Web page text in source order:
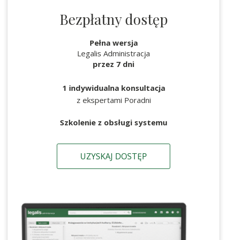
Bezpłatny dostęp
Pełna wersja
Legalis Administracja
przez 7 dni
1 indywidualna konsultacja
z ekspertami Poradni
Szkolenie z obsługi systemu
UZYSKAJ DOSTĘP